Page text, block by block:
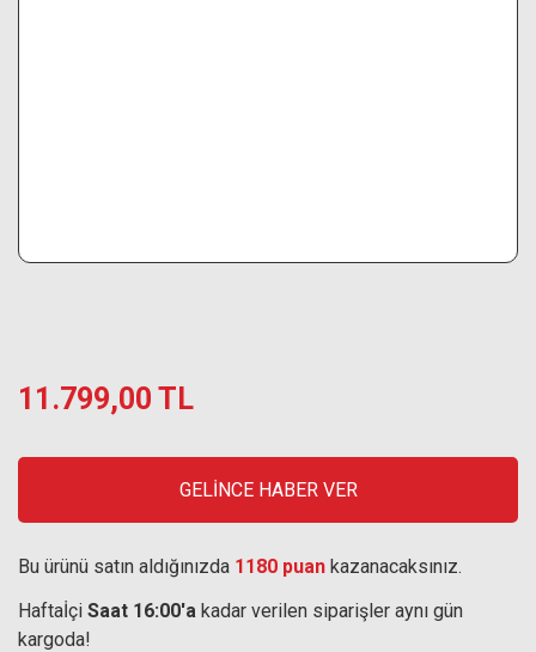
11.799,00 TL
GELİNCE HABER VER
Bu ürünü satın aldığınızda 1180 puan kazanacaksınız.
Haftaİçi Saat 16:00'a kadar verilen siparişler aynı gün
kargoda!